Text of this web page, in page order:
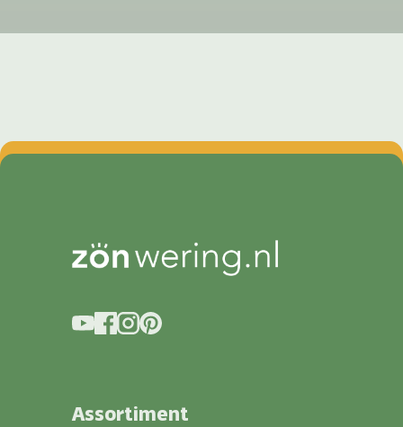
Assortiment